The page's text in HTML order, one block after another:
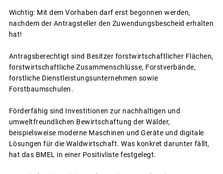
Wichtig: Mit dem Vorhaben darf erst begonnen werden,
nachdem der Antragsteller den Zuwendungsbescheid erhalten
hat!
Antragsberechtigt sind Besitzer forstwirtschaftlicher Flächen,
forstwirtschaftliche Zusammenschlüsse, Forstverbände,
forstliche Dienstleistungsunternehmen sowie
Forstbaumschulen.
Förderfähig sind Investitionen zur nachhaltigen und
umweltfreundlichen Bewirtschaftung der Wälder,
beispielsweise moderne Maschinen und Geräte und digitale
Lösungen für die Waldwirtschaft. Was konkret darunter fällt,
hat das BMEL in einer Positivliste festgelegt.